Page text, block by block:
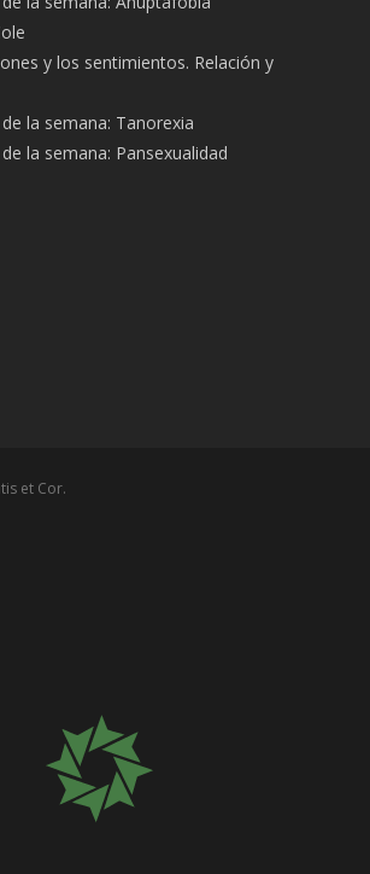
y los sentimientos. Relación y
la semana: Tanorexia
la semana: Pansexualidad
et Cor.